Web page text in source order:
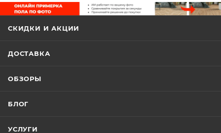
СКИДКИ И АКЦИИ
ДОСТАВКА
ОБЗОРЫ
БЛОГ
УСЛУГИ